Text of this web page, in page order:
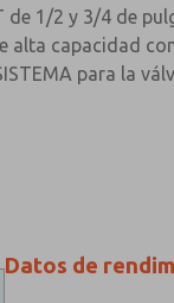
1/2 y 3/4 de
capacidad
para la
Datos de